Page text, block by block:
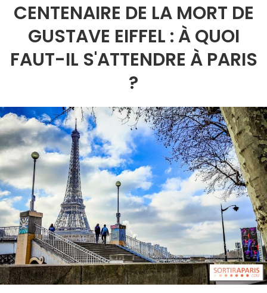
CENTENAIRE DE LA MORT DE
GUSTAVE EIFFEL : À QUOI
FAUT-IL S'ATTENDRE À PARIS
?